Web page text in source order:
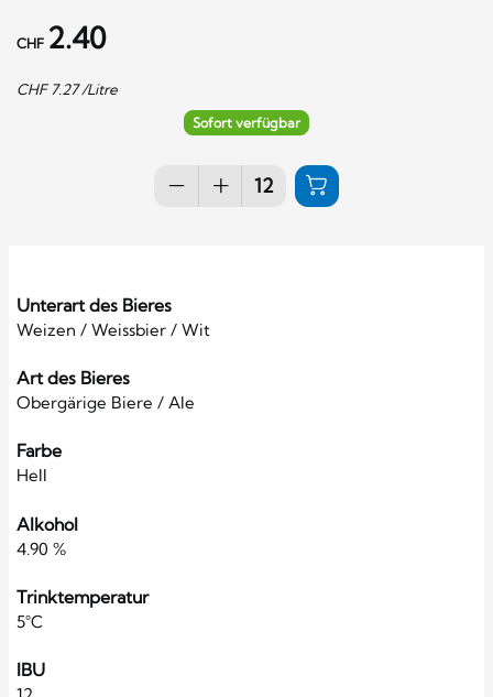
CHF 2.40
CHF 7.27/Litre
Sofort verfügbar
Unterart des Bieres
Weizen / Weissbier / Wit
Art des Bieres
Obergärige Biere / Ale
Farbe
Hell
Alkohol
4.90 %
Trinktemperatur
5°C
IBU